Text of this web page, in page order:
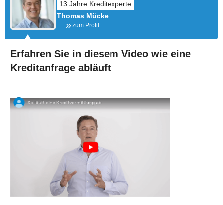
Thomas Mücke
zum Profil
Erfahren Sie in diesem Video wie eine
Kreditanfrage abläuft